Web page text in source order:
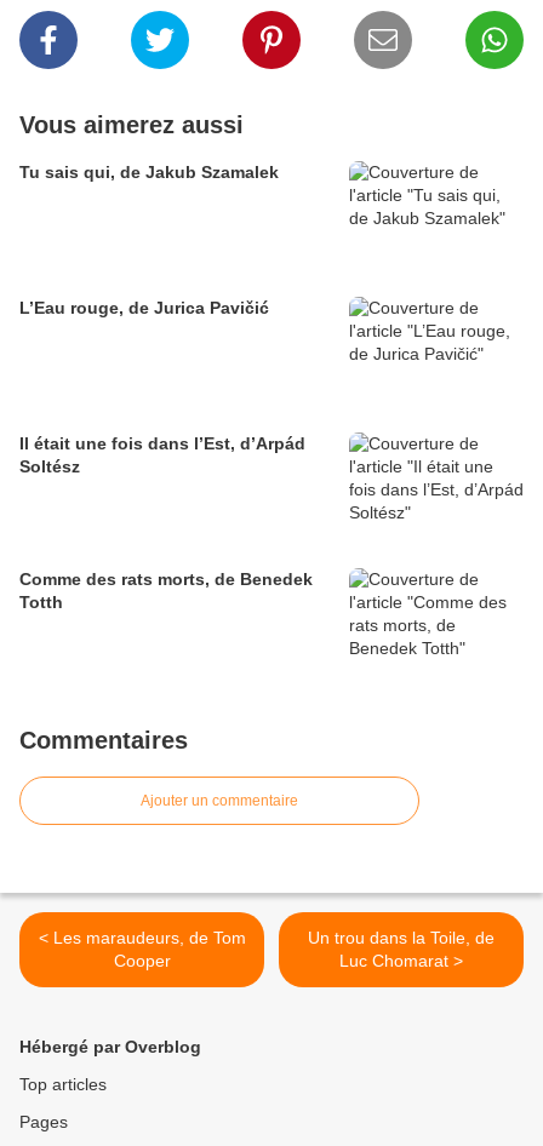
Vous aimerez aussi
Tu sais qui, de Jakub Szamalek
L’Eau rouge, de Jurica Pavičić
Il était une fois dans l’Est, d’Arpád
Soltész
Comme des rats morts, de Benedek
Totth
Commentaires
Ajouter un commentaire
< Les maraudeurs, de Tom
Cooper
Un trou dans la Toile, de
Luc Chomarat >
Hébergé par Overblog
Top articles
Pages